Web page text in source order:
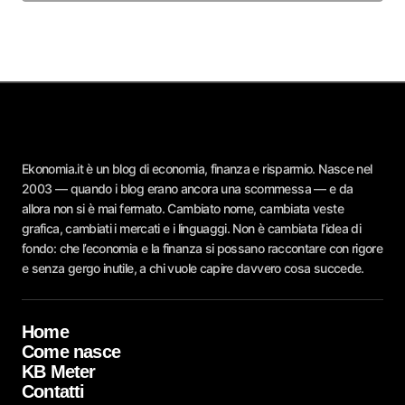
Ekonomia.it è un blog di economia, finanza e risparmio. Nasce nel
2003 — quando i blog erano ancora una scommessa — e da
allora non si è mai fermato. Cambiato nome, cambiata veste
grafica, cambiati i mercati e i linguaggi. Non è cambiata l’idea di
fondo: che l’economia e la finanza si possano raccontare con rigore
e senza gergo inutile, a chi vuole capire davvero cosa succede.
Home
Come nasce
KB Meter
Contatti